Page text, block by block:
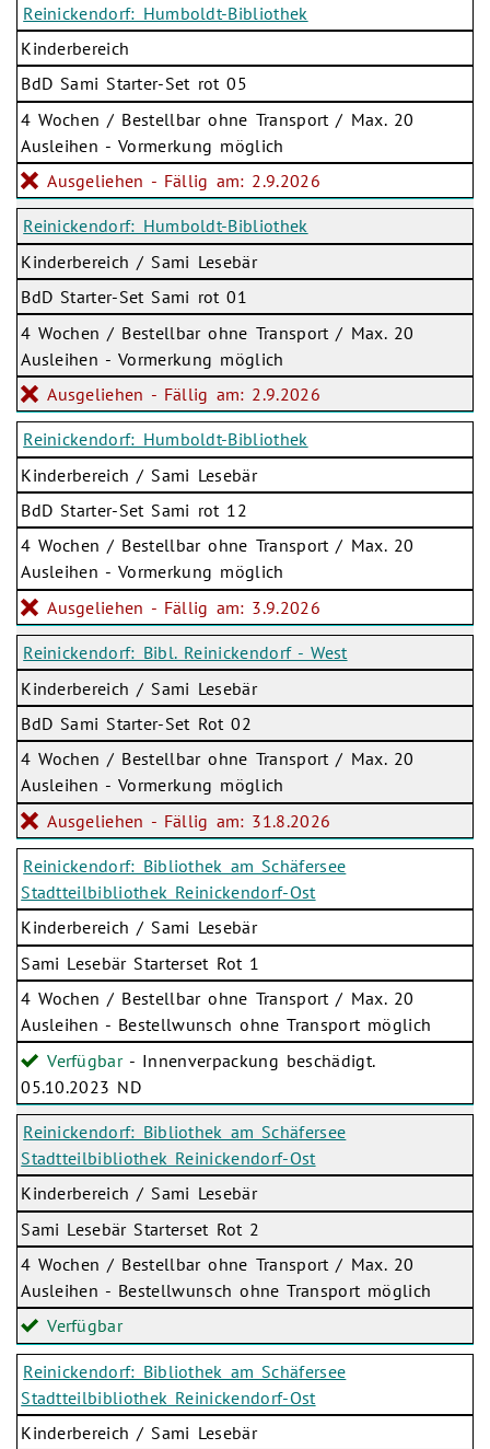
Reinickendorf: Humboldt-Bibliothek
Kinderbereich
BdD Sami Starter-Set rot 05
4 Wochen / Bestellbar ohne Transport / Max. 20
Ausleihen - Vormerkung möglich
Ausgeliehen - Fällig am: 2.9.2026
Reinickendorf: Humboldt-Bibliothek
Kinderbereich / Sami Lesebär
BdD Starter-Set Sami rot 01
4 Wochen / Bestellbar ohne Transport / Max. 20
Ausleihen - Vormerkung möglich
Ausgeliehen - Fällig am: 2.9.2026
Reinickendorf: Humboldt-Bibliothek
Kinderbereich / Sami Lesebär
BdD Starter-Set Sami rot 12
4 Wochen / Bestellbar ohne Transport / Max. 20
Ausleihen - Vormerkung möglich
Ausgeliehen - Fällig am: 3.9.2026
Reinickendorf: Bibl. Reinickendorf - West
Kinderbereich / Sami Lesebär
BdD Sami Starter-Set Rot 02
4 Wochen / Bestellbar ohne Transport / Max. 20
Ausleihen - Vormerkung möglich
Ausgeliehen - Fällig am: 31.8.2026
Reinickendorf: Bibliothek am Schäfersee
Stadtteilbibliothek Reinickendorf-Ost
Kinderbereich / Sami Lesebär
Sami Lesebär Starterset Rot 1
4 Wochen / Bestellbar ohne Transport / Max. 20
Ausleihen - Bestellwunsch ohne Transport möglich
Verfügbar- Innenverpackung beschädigt.
05.10.2023 ND
Reinickendorf: Bibliothek am Schäfersee
Stadtteilbibliothek Reinickendorf-Ost
Kinderbereich / Sami Lesebär
Sami Lesebär Starterset Rot 2
4 Wochen / Bestellbar ohne Transport / Max. 20
Ausleihen - Bestellwunsch ohne Transport möglich
Verfügbar
Reinickendorf: Bibliothek am Schäfersee
Stadtteilbibliothek Reinickendorf-Ost
Kinderbereich / Sami Lesebär